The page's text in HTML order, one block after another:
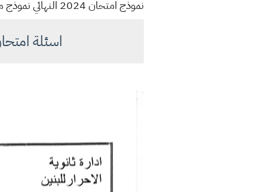
نموذج امتحان 2024 النهائي نموذج مهم للطالب لامتحان اخر العام السنة للعام الدراسي ٢٠٢٤
اسئلة امتحان اخر